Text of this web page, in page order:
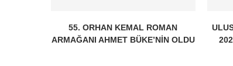
55. ORHAN KEMAL ROMAN
ARMAĞANI AHMET BÜKE’NIN OLDU